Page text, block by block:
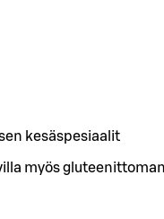
kesäspesiaalit
myös